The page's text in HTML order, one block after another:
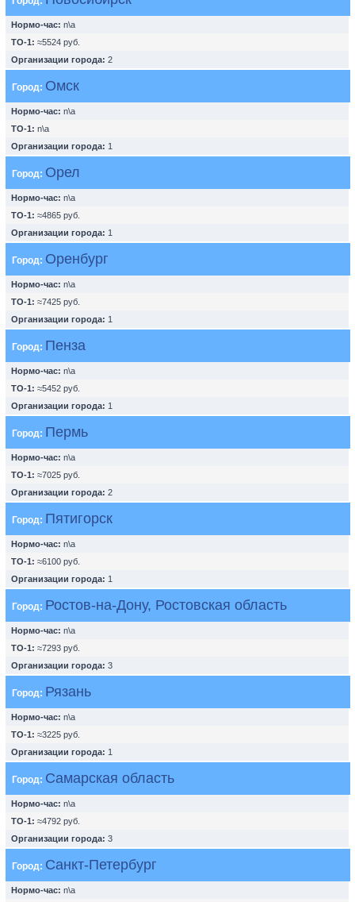
Нормо-час: n\a
ТО-1: ≈5524 руб.
Организации города: 2
Город: Омск
Нормо-час: n\a
ТО-1: n\a
Организации города: 1
Город: Орел
Нормо-час: n\a
ТО-1: ≈4865 руб.
Организации города: 1
Город: Оренбург
Нормо-час: n\a
ТО-1: ≈7425 руб.
Организации города: 1
Город: Пенза
Нормо-час: n\a
ТО-1: ≈5452 руб.
Организации города: 1
Город: Пермь
Нормо-час: n\a
ТО-1: ≈7025 руб.
Организации города: 2
Город: Пятигорск
Нормо-час: n\a
ТО-1: ≈6100 руб.
Организации города: 1
Город: Ростов-на-Дону, Ростовская область
Нормо-час: n\a
ТО-1: ≈7293 руб.
Организации города: 3
Город: Рязань
Нормо-час: n\a
ТО-1: ≈3225 руб.
Организации города: 1
Город: Самарская область
Нормо-час: n\a
ТО-1: ≈4792 руб.
Организации города: 3
Город: Санкт-Петербург
Нормо-час: n\a